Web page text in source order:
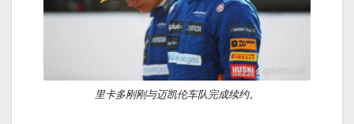
里卡多刚刚与迈凯伦车队完成续约。